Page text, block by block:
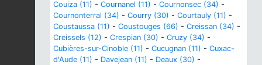
Couiza (11) - Cournanel (11) - Cournonsec (34) -
Cournonterral (34) - Courry (30) - Courtauly (11) -
Coustaussa (11) - Coustouges (66) - Creissan (34) -
Creissels (12) - Crespian (30) - Cruzy (34) -
Cubières-sur-Cinoble (11) - Cucugnan (11) - Cuxac-
d'Aude (11) - Davejean (11) - Deaux (30) -